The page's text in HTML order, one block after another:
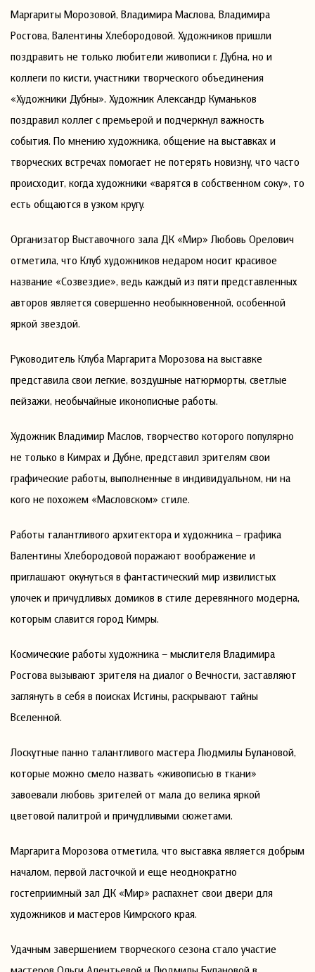
Маргариты Морозовой, Владимира Маслова, Владимира
Ростова, Валентины Хлебородовой. Художников пришли
поздравить не только любители живописи г. Дубна, но и
коллеги по кисти, участники творческого объединения
«Художники Дубны». Художник Александр Куманьков
поздравил коллег с премьерой и подчеркнул важность
события. По мнению художника, общение на выставках и
творческих встречах помогает не потерять новизну, что часто
происходит, когда художники «варятся в собственном соку», то
есть общаются в узком кругу.
Организатор Выставочного зала ДК «Мир» Любовь Орелович
отметила, что Клуб художников недаром носит красивое
название «Созвездие», ведь каждый из пяти представленных
авторов является совершенно необыкновенной, особенной
яркой звездой.
Руководитель Клуба Маргарита Морозова на выставке
представила свои легкие, воздушные натюрморты, светлые
пейзажи, необычайные иконописные работы.
Художник Владимир Маслов, творчество которого популярно
не только в Кимрах и Дубне, представил зрителям свои
графические работы, выполненные в индивидуальном, ни на
кого не похожем «Масловском» стиле.
Работы талантливого архитектора и художника – графика
Валентины Хлебородовой поражают воображение и
приглашают окунуться в фантастический мир извилистых
улочек и причудливых домиков в стиле деревянного модерна,
которым славится город Кимры.
Космические работы художника – мыслителя Владимира
Ростова вызывают зрителя на диалог о Вечности, заставляют
заглянуть в себя в поисках Истины, раскрывают тайны
Вселенной.
Лоскутные панно талантливого мастера Людмилы Булановой,
которые можно смело назвать «живописью в ткани»
завоевали любовь зрителей от мала до велика яркой
цветовой палитрой и причудливыми сюжетами.
Маргарита Морозова отметила, что выставка является добрым
началом, первой ласточкой и еще неоднократно
гостеприимный зал ДК «Мир» распахнет свои двери для
художников и мастеров Кимрского края.
Удачным завершением творческого сезона стало участие